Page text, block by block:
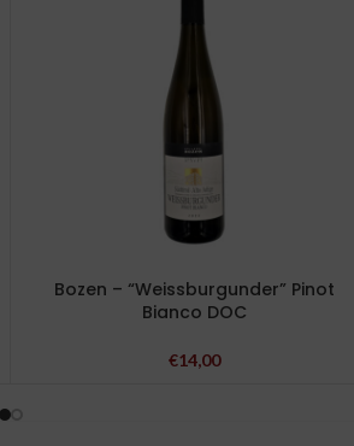
Bozen – “Weissburgunder” Pinot
Bianco DOC
€14,00